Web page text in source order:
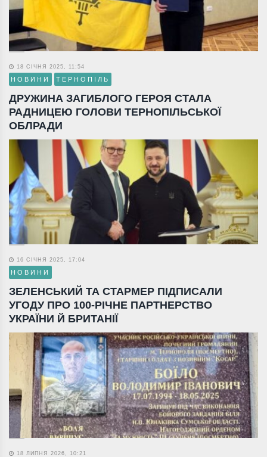
18 СІЧНЯ 2025, 11:54
НОВИНИ ТЕРНОПІЛЬ
ДРУЖИНА ЗАГИБЛОГО ГЕРОЯ СТАЛА
РАДНИЦЕЮ ГОЛОВИ ТЕРНОПІЛЬСЬКОЇ
ОБЛРАДИ
16 СІЧНЯ 2025, 17:04
НОВИНИ
ЗЕЛЕНСЬКИЙ ТА СТАРМЕР ПІДПИСАЛИ
УГОДУ ПРО 100-РІЧНЕ ПАРТНЕРСТВО
УКРАЇНИ Й БРИТАНІЇ
18 ЛИПНЯ 2026, 10:21